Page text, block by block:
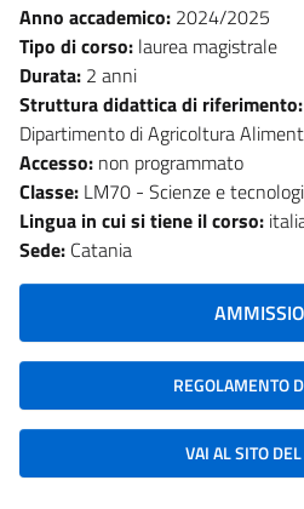
Anno accademico: 2024/2025
Tipo di corso: laurea magistrale
Durata: 2 anni
Struttura didattica di riferimento:
Dipartimento di Agricoltura
Accesso: non programmato
Classe: LM70 - Scienze e
Lingua in cui si tiene il corso:
Sede: Catania
REGOLAMENTO
VAI AL SITO